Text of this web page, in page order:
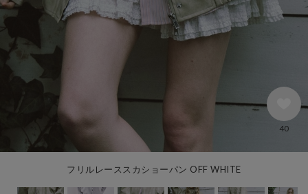
フリルレーススカショーパン OFF WHITE
40